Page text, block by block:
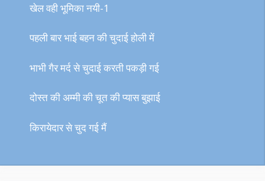
खेल वही भूमिका नयी-1
पहली बार भाई बहन की चुदाई होली में
भाभी गैर मर्द से चुदाई करती पकड़ी गई
दोस्त की अम्मी की चूत की प्यास बुझाई
किरायेदार से चुद गई मैं